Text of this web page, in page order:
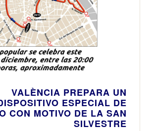
VALÈNCIA PREPARA UN
ESPECIAL DE
CON MOTIVO DE LA SAN
SILVESTRE